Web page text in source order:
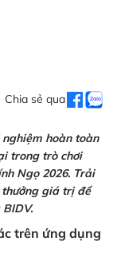
Chia sẻ qua
hoàn toàn
trong trò chơi
Ngọ 2026. Trải
giá trị để
trên ứng dụng